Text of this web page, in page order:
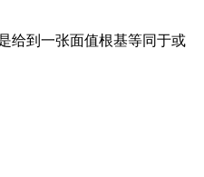
给到一张面值根基等同于或